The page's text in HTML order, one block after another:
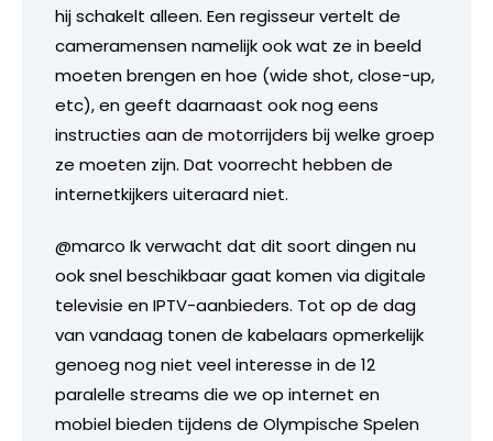
hij schakelt alleen. Een regisseur vertelt de
cameramensen namelijk ook wat ze in beeld
moeten brengen en hoe (wide shot, close-up,
etc), en geeft daarnaast ook nog eens
instructies aan de motorrijders bij welke groep
ze moeten zijn. Dat voorrecht hebben de
internetkijkers uiteraard niet.
@marco Ik verwacht dat dit soort dingen nu
ook snel beschikbaar gaat komen via digitale
televisie en IPTV-aanbieders. Tot op de dag
van vandaag tonen de kabelaars opmerkelijk
genoeg nog niet veel interesse in de 12
paralelle streams die we op internet en
mobiel bieden tijdens de Olympische Spelen